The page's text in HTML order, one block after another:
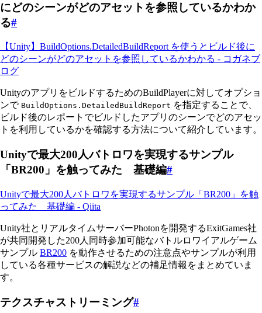
にどのシーンがどのアセットを参照しているかわか
る#
【Unity】BuildOptions.DetailedBuildReport を使うとビルド後に
どのシーンがどのアセットを参照しているかわかる - コガネブ
ログ
UnityのアプリをビルドするためのBuildPlayerに対してオプショ
ンで BuildOptions.DetailedBuildReport を指定することで、
ビルド後のレポートでビルドしたアプリのシーンでどのアセッ
トを利用しているかを確認する方法について紹介しています。
Unityで最大200人バトロワを実現するサンプル
「BR200」を触ってみた 基礎編#
Unityで最大200人バトロワを実現するサンプル「BR200」を触
ってみた 基礎編 - Qiita
Unity社とリアルタイムサーバーPhotonを開発するExitGames社
が共同開発した200人同時参加可能なバトルロワイアルゲーム
サンプル BR200 を動作させるための注意点やサンプルが利用
している各種サービスの解説などの補足情報をまとめていま
す。
テクスチャストリーミング#